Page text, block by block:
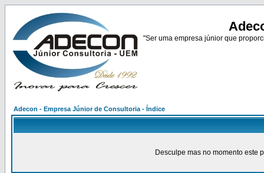
"Ser uma empresa júnior que
Adecon - Empresa Júnior de Consultoria - Índice
Desculpe mas no momento este